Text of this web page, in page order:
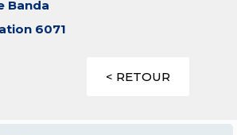
Banda
6071
< RETOUR